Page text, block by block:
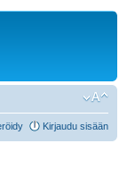
Kirjaudu sisään